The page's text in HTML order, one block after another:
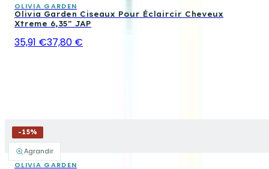
Agrandir
OLIVIA GARDEN
Olivia Garden Ciseaux Pour Éclaircir Cheveux
Xtreme 6,35" JAP
35,91 €37,80 €
-15%
OLIVIA GARDEN